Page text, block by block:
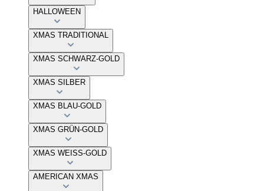
HALLOWEEN
XMAS TRADITIONAL
XMAS SCHWARZ-GOLD
XMAS SILBER
XMAS BLAU-GOLD
XMAS GRÜN-GOLD
XMAS WEISS-GOLD
AMERICAN XMAS